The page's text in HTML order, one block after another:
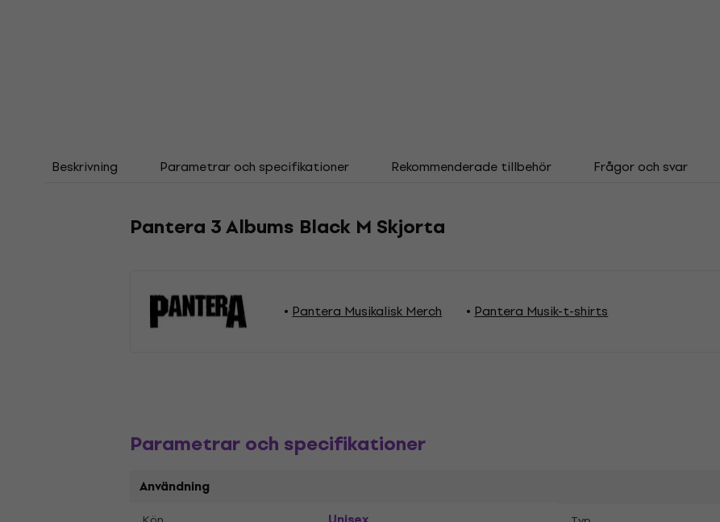
Beskrivning Parametrar och specifikationer Rekommenderade tillbehör Frågor och svar
Pantera 3 Albums Black M Skjorta
Pantera Musikalisk Merch Pantera Musik-t-shirts
Parametrar och specifikationer
Användning